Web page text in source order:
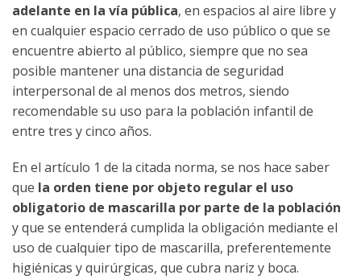
adelante en la vía pública, en espacios al aire libre y
en cualquier espacio cerrado de uso público o que se
encuentre abierto al público, siempre que no sea
posible mantener una distancia de seguridad
interpersonal de al menos dos metros, siendo
recomendable su uso para la población infantil de
entre tres y cinco años.
En el artículo 1 de la citada norma, se nos hace saber
que la orden tiene por objeto regular el uso
obligatorio de mascarilla por parte de la población
y que se entenderá cumplida la obligación mediante el
uso de cualquier tipo de mascarilla, preferentemente
higiénicas y quirúrgicas, que cubra nariz y boca.